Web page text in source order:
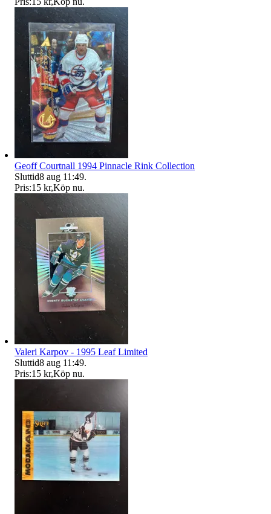
Geoff Courtnall 1994 Pinnacle Rink Collection
Sluttid8 aug 11:49.
Pris:15 kr,Köp nu.
Valeri Karpov - 1995 Leaf Limited
Sluttid8 aug 11:49.
Pris:15 kr,Köp nu.